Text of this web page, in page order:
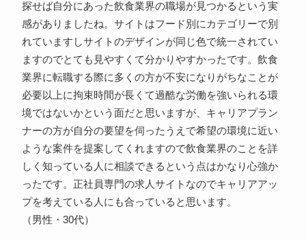
探せば自分にあった飲食業界の職場が見つかるという実
感がありましたね。サイトはフード別にカテゴリーで別
れていますしサイトのデザインが同じ色で統一されてい
ますのでとても見やすくて分かりやすかったです。飲食
業界に転職する際に多くの方が不安になりがちなことが
必要以上に拘束時間が長くて過酷な労働を強いられる環
境ではないかという面だと思いますが、キャリアプラン
ナーの方が自分の要望を伺ったうえで希望の環境に近い
ような案件を提案してくれますので飲食業界のことを詳
しく知っている人に相談できるという点はかなり心強か
ったです。正社員専門の求人サイトなのでキャリアアッ
プを考えている人にも合っていると思います。
（男性・30代）